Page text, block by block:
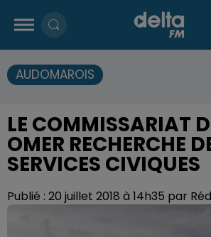
AUDOMAROIS
LE COMMISSARIAT
OMER RECHERCHE
SERVICES CIVIQUES
Publié : 20 juillet 2018 à 14h35 par